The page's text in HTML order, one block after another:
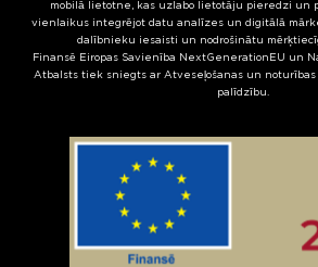
mobilā lietotne, kas uzlabo lietotāju pieredzi un
vienlaikus integrējot datu analīzes un digitālā
dalībnieku iesaisti un nodrošinātu
Finansē Eiropas Savienība NextGenerationEU un
Atbalsts tiek sniegts ar Atveseļošanas un
palīdzību.